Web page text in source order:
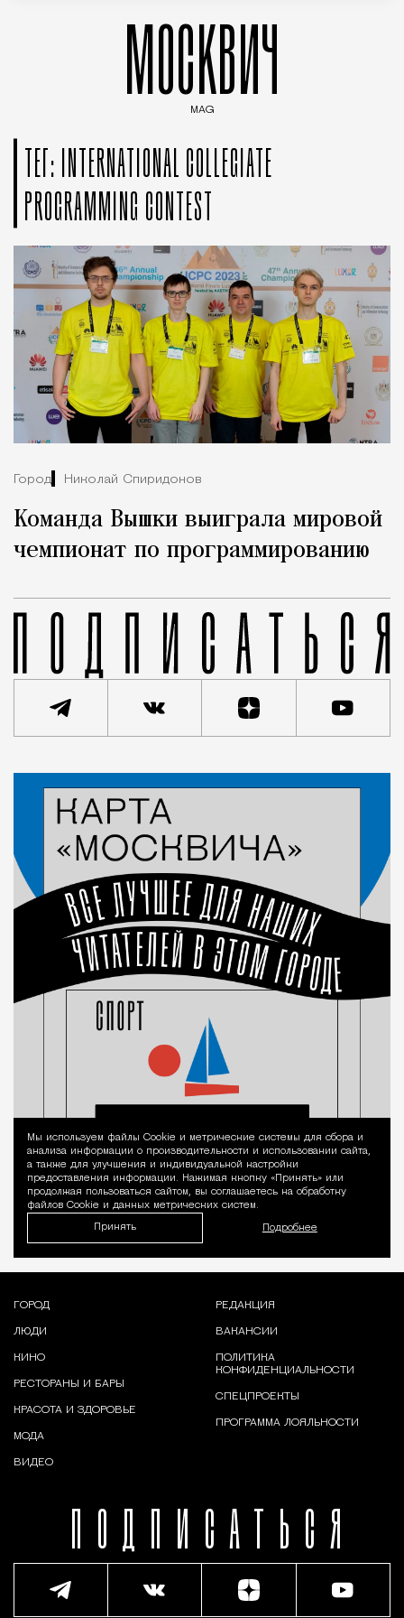
МОСКВИЧ
MAG
ТЕГ: INTERNATIONAL COLLEGIATE
PROGRAMMING CONTEST
Город Николай Спиридонов
Команда Вышки выиграла мировой
чемпионат по программированию
Уведомление
Мы используем файлы Сookie и метрические системы для сбора и
анализа информации о производительности и использовании сайта,
а также для улучшения и индивидуальной настройки
предоставления информации. Нажимая кнопку «Принять» или
продолжая пользоваться сайтом, вы соглашаетесь на обработку
файлов Cookie и данных метрических систем.
Принять Подробнее
ПОДПИСАТЬСЯ
ГОРОД
ЛЮДИ
КИНО
РЕСТОРАНЫ И БАРЫ
КРАСОТА И ЗДОРОВЬЕ
МОДА
ВИДЕО
РЕДАКЦИЯ
ВАКАНСИИ
ПОЛИТИКА
КОНФИДЕНЦИАЛЬНОСТИ
СПЕЦПРОЕКТЫ
ПРОГРАММА ЛОЯЛЬНОСТИ